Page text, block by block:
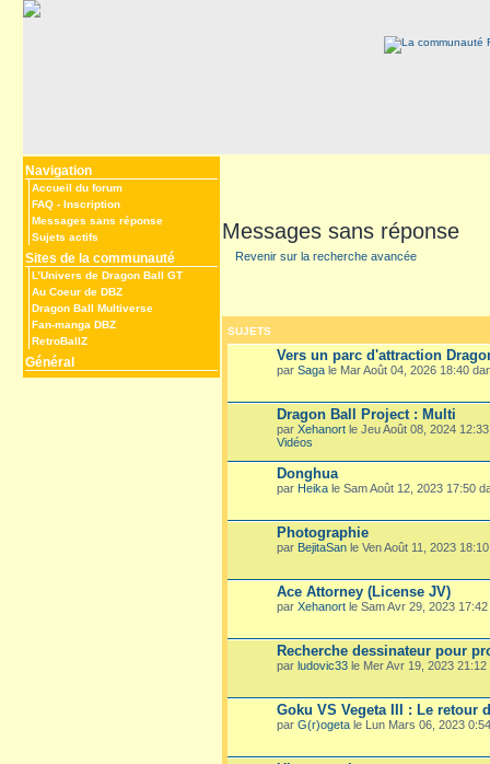
Navigation
Accueil du forum
FAQ - Inscription
Messages sans réponse
Sujets actifs
Sites de la communauté
L’Univers de Dragon Ball GT
Au Coeur de DBZ
Dragon Ball Multiverse
Fan-manga DBZ
RetroBallZ
Général
Messages sans réponse
Revenir sur la recherche avancée
SUJETS
Vers un parc d'attraction
par Saga le Mar Août 04, 2026 18:40
Dragon Ball Project : Multi
par Xehanort le Jeu Août 08, 2024
Vidéos
Donghua
par Heika le Sam Août 12, 2023 17:50
Photographie
par BejitaSan le Ven Août 11, 2023
Ace Attorney (License JV)
par Xehanort le Sam Avr 29, 2023
Recherche dessinateur pour
par ludovic33 le Mer Avr 19, 2023
Goku VS Vegeta III : Le retour
par G(r)ogeta le Lun Mars 06, 2023